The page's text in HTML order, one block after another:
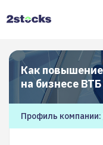
Как
на бизнесе ВТБ
Профиль компании: